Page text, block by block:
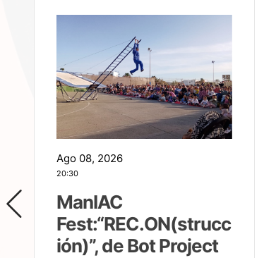
Ago 08, 2026
20:30
ManIAC
Fest:“REC.ON(strucc
ión)”, de Bot Project